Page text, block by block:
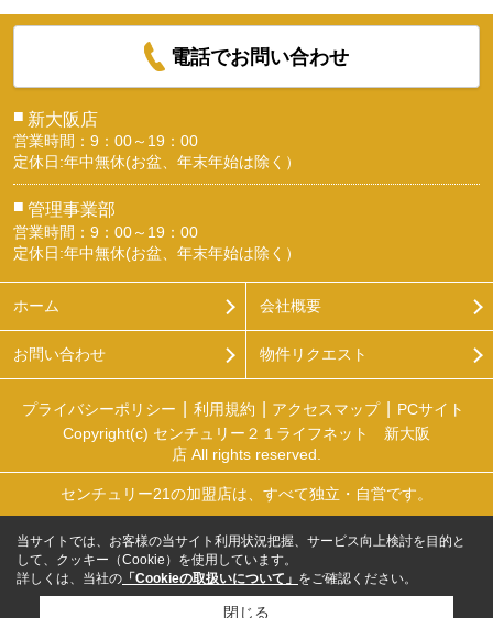
電話でお問い合わせ
■ 新大阪店
営業時間：9：00～19：00
定休日:年中無休(お盆、年末年始は除く）
■ 管理事業部
営業時間：9：00～19：00
定休日:年中無休(お盆、年末年始は除く）
ホーム 会社概要
お問い合わせ 物件リクエスト
プライバシーポリシー 利用規約 アクセスマップ
PCサイト
Copyright(c) センチュリー２１ライフネット 新大阪
店 All rights reserved.
センチュリー21の加盟店は、すべて独立・自営です。
当サイトでは、お客様の当サイト利用状況把握、サービス向上検討を目的と
して、クッキー（Cookie）を使用しています。
詳しくは、当社の 「Cookieの取扱いについて」 をご確認ください。
閉じる